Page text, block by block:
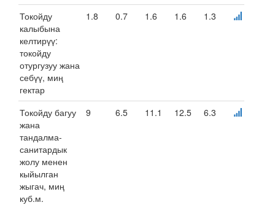
Токойду
калыбына
келтирүү:
токойду
отургузуу жана
себүү, миң
гектар
1.8 0.7 1.6 1.6 1.3
Токойду багуу
жана
тандалма-
санитардык
жолу менен
кыйылган
жыгач, миң
куб.м.
9 6.5 11.1 12.5 6.3